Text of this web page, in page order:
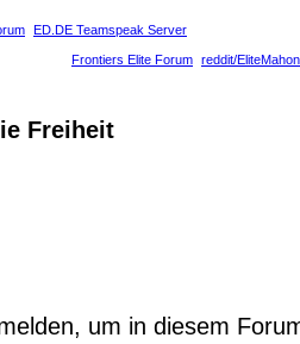
ED.DE Teamspeak Server
reddit/EliteMahon
Frontiers Elite Forum
Freiheit
um in diesem